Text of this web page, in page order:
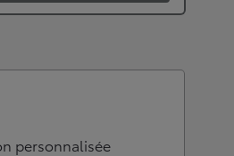
personnalisée